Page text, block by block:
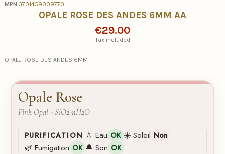
MPN 3701459009770
OPALE ROSE DES ANDES 6MM AA
€29.00
Tax included
OPALE ROSE DES ANDES 6MM
Opale Rose
Pink Opal - SiO2-nH2O
PURIFICATION 💧 Eau OK ☀️ Soleil Non
🌿 Fumigation OK 🔔 Son OK